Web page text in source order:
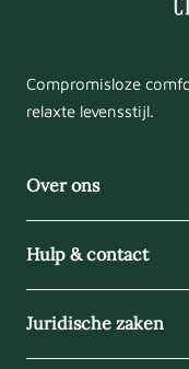
Compromisloze
relaxte levensstijl.
Over ons
Hulp & contact
Juridische zaken